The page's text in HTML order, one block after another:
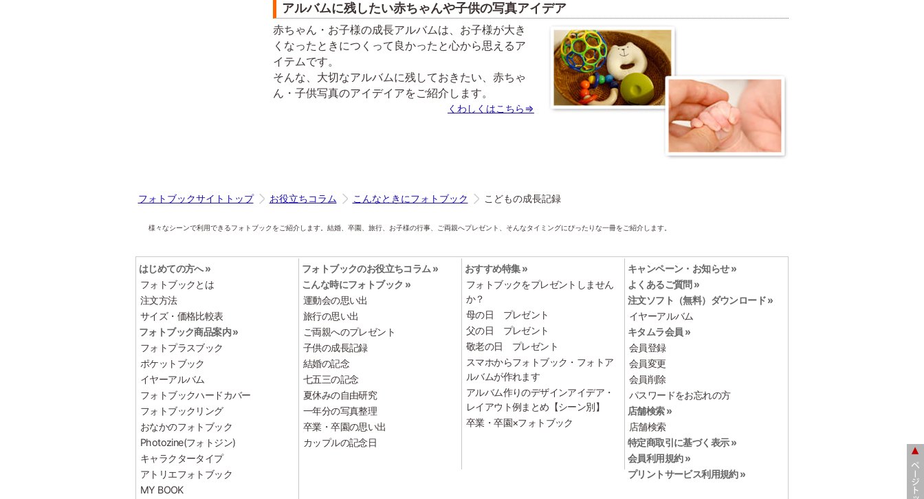
アルバムに残したい赤ちゃんや子供の写真アイデア
赤ちゃん・お子様の成長アルバムは、お子様が大き
くなったときにつくって良かったと心から思えるア
イテムです。
そんな、大切なアルバムに残しておきたい、赤ちゃ
ん・子供写真のアイデイアをご紹介します。
くわしくはこちら⇒
フォトブックサイトトップ お役立ちコラム こんなときにフォトブック こどもの成長記録
様々なシーンで利用できるフォトブックをご紹介します。結婚、卒園、旅行、お子様の行事、ご両親へプレゼント、そんなタイミングにぴったりな一冊をご紹介します。
はじめての方へ »
フォトブックとは
注文方法
サイズ・価格比較表
フォトブック商品案内 »
フォトプラスブック
ポケットブック
イヤーアルバム
フォトブックハードカバー
フォトブックリング
おなかのフォトブック
Photozine(フォトジン)
キャラクタータイプ
アトリエフォトブック
MY BOOK
フォトブックのお役立ちコラム »
こんな時にフォトブック »
運動会の思い出
旅行の思い出
ご両親へのプレゼント
子供の成長記録
結婚の記念
七五三の記念
夏休みの自由研究
一年分の写真整理
卒業・卒園の思い出
カップルの記念日
おすすめ特集 »
フォトブックをプレゼントしません
か？
母の日 プレゼント
父の日 プレゼント
敬老の日 プレゼント
スマホからフォトブック・フォトア
ルバムが作れます
アルバム作りのデザインアイデア・
レイアウト例まとめ【シーン別】
卒業・卒園×フォトブック
キャンペーン・お知らせ »
よくあるご質問 »
注文ソフト（無料）ダウンロード »
イヤーアルバム
キタムラ会員 »
会員登録
会員変更
会員削除
パスワードをお忘れの方
店舗検索 »
店舗検索
特定商取引に基づく表示 »
会員利用規約 »
プリントサービス利用規約 »